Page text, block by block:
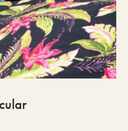
e impacto ambiental
positivo.